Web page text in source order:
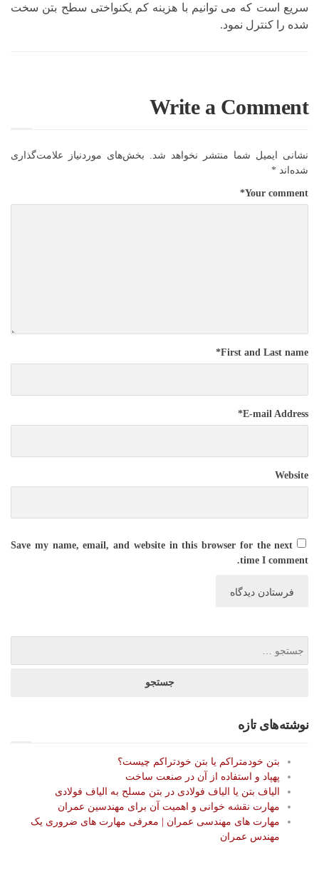
سریع است که می توانیم با هزینه کم یکنواختی سطح بتن سخت
شده را کنترل نمود.
Write a Comment
نشانی ایمیل شما منتشر نخواهد شد. بخش‌های موردنیاز علامت‌گذاری
شده‌اند *
Your comment
*
First and Last name
*
E-mail Address
*
Website
Save my name, email, and website in this browser for the next
time I comment.
نوشته‌های تازه
بتن خودمتراکم یا بتن خودتراکم چیست؟
پهپاد و استفاده از آن در صنعت ساخت
الیاف بتن یا الیاف فولادی در بتن مسلح به الیاف فولادی
مهارت نقشه خوانی و اهمیت آن برای مهندسین عمران
مهارت های مهندسی عمران | معرفی مهارت های ضروری یک
مهندس عمران